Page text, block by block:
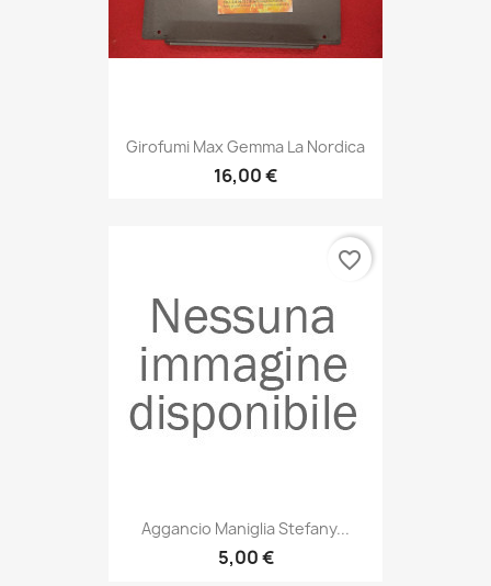
Girofumi Max Gemma La Nordica
16,00 €
Aggancio Maniglia Stefany...
5,00 €
favorite_border